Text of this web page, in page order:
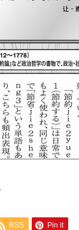
RSS Pin it